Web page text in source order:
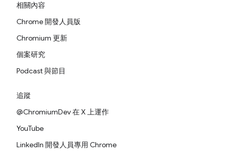
相關內容
Chrome 開發人員版
Chromium 更新
個案研究
Podcast 與節目
追蹤
@ChromiumDev 在 X 上運作
YouTube
LinkedIn 開發人員專用 Chrome